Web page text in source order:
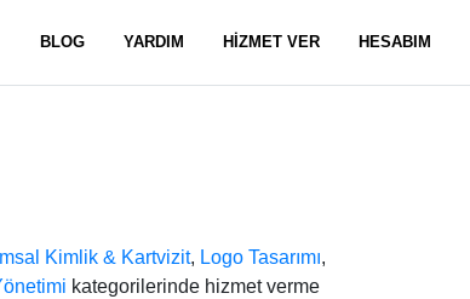
BLOG YARDIM HİZMET VER HESABIM
Kimlik & Kartvizit, Logo Tasarımı,
kategorilerinde hizmet verme